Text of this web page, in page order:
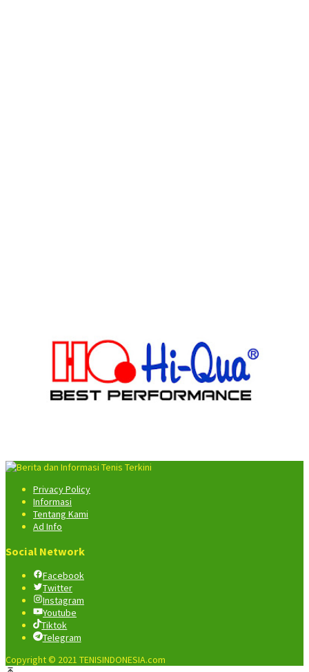
Privacy Policy
Informasi
Tentang Kami
Ad Info
Social Network
Facebook
Twitter
Instagram
Youtube
Tiktok
Telegram
Copyright © 2021 TENISINDONESIA.com